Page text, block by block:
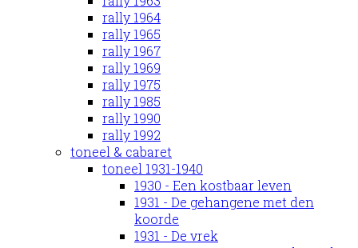
rally 1964
rally 1965
rally 1967
rally 1969
rally 1975
rally 1985
rally 1990
rally 1992
toneel & cabaret
toneel 1931-1940
1930 - Een kostbaar leven
1931 - De gehangene met den
koorde
1931 - De vrek